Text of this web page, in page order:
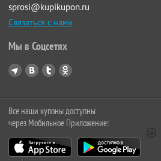
sprosi@kupikupon.ru
Связаться с нами
Мы в Соцсетях
Все наши купоны доступны
через Мобильное Приложение: